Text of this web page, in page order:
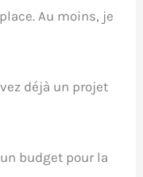
Au moins, je
déjà un projet
budget pour la